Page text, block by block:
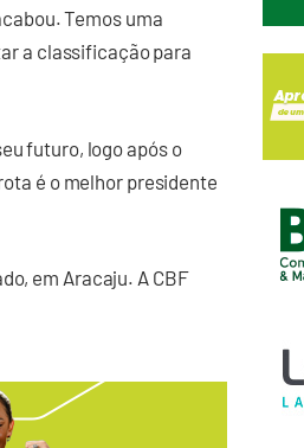
Temos uma
a classificação para
futuro, logo após o
é o melhor presidente
em Aracaju. A CBF